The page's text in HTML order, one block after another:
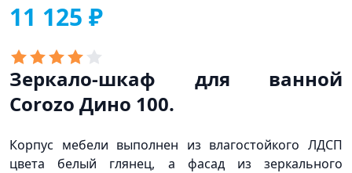
11 125 ₽
Зеркало-шкаф для ванной
Corozo Дино 100.
Корпус мебели выполнен из влагостойкого ЛДСП
цвета белый глянец, а фасад из зеркального